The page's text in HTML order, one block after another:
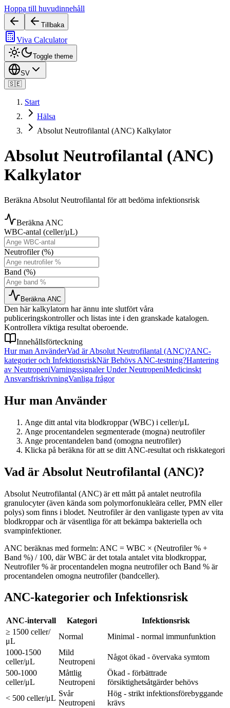
Hoppa till huvudinnehåll
Tillbaka
Viva Calculator
Toggle theme
SV
🇸🇪
Start
Hälsa
Absolut Neutrofilantal (ANC) Kalkylator
Absolut Neutrofilantal (ANC)
Kalkylator
Beräkna Absolut Neutrofilantal för att bedöma infektionsrisk
Beräkna ANC
WBC-antal (celler/μL)
Neutrofiler (%)
Band (%)
Beräkna ANC
Den här kalkylatorn har ännu inte slutfört våra
publiceringskontroller och listas inte i den granskade katalogen.
Kontrollera viktiga resultat oberoende.
Innehållsförteckning
Hur man AnvänderVad är Absolut Neutrofilantal (ANC)?ANC-
kategorier och InfektionsriskNär Behövs ANC-testning?Hantering
av NeutropeniVarningssignaler Under NeutropeniMedicinskt
AnsvarsfriskrivningVanliga frågor
Hur man Använder
Ange ditt antal vita blodkroppar (WBC) i celler/μL
Ange procentandelen segmenterade (mogna) neutrofiler
Ange procentandelen band (omogna neutrofiler)
Klicka på beräkna för att se ditt ANC-resultat och riskkategori
Vad är Absolut Neutrofilantal (ANC)?
Absolut Neutrofilantal (ANC) är ett mått på antalet neutrofila
granulocyter (även kända som polymorfonukleära celler, PMN eller
polys) som finns i blodet. Neutrofiler är den vanligaste typen av vita
blodkroppar och är väsentliga för att bekämpa bakteriella och
svampinfektioner.
ANC beräknas med formeln: ANC = WBC × (Neutrofiler % +
Band %) / 100, där WBC är det totala antalet vita blodkroppar,
Neutrofiler % är procentandelen mogna neutrofiler och Band % är
procentandelen omogna neutrofiler (bandceller).
ANC-kategorier och Infektionsrisk
ANC-intervall Kategori
Infektionsrisk
≥ 1500 celler/
μL
Normal
Minimal - normal immunfunktion
1000-1500
celler/μL
Mild
Neutropeni
Något ökad - övervaka symtom
500-1000
celler/μL
Måttlig
Neutropeni
Ökad - förbättrade
försiktighetsåtgärder behövs
< 500 celler/μL
Svår
Neutropeni
Hög - strikt infektionsförebyggande
krävs